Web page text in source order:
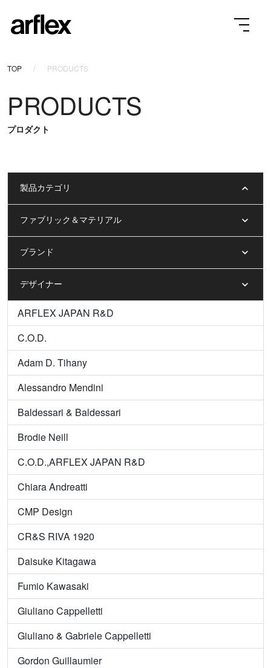
TOP PRODUCTS
PRODUCTS
プロダクト
製品カテゴリ
ファブリック＆マテリアル
ブランド
デザイナー
ARFLEX JAPAN R&D
C.O.D.
Adam D. Tihany
Alessandro Mendini
Baldessari & Baldessari
Brodie Neill
C.O.D.,ARFLEX JAPAN R&D
Chiara Andreatti
CMP Design
CR&S RIVA 1920
Daisuke Kitagawa
Fumio Kawasaki
Giuliano Cappelletti
Giuliano & Gabriele Cappelletti
Gordon Guillaumier